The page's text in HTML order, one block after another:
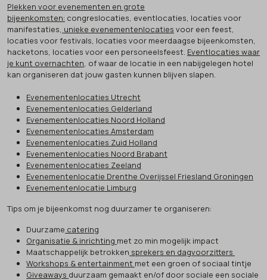
Plekken voor evenementen en grote
bijeenkomsten: congreslocaties, eventlocaties, locaties voor
manifestaties, unieke evenementenlocaties voor een feest,
locaties voor festivals, locaties voor meerdaagse bijeenkomsten,
hacketons, locaties voor een personeelsfeest. Eventlocaties waar
je kunt overnachten, of waar de locatie in een nabijgelegen hotel
kan organiseren dat jouw gasten kunnen blijven slapen.
Evenementenlocaties Utrecht
Evenementenlocaties Gelderland
Evenementenlocaties Noord Holland
Evenementenlocaties Amsterdam
Evenementenlocaties Zuid Holland
Evenementenlocaties Noord Brabant
Evenementenlocaties Zeeland
Evenementenlocatie Drenthe Overijssel Friesland Groningen
Evenementenlocatie Limburg
Tips om je bijeenkomst nog duurzamer te organiseren:
Duurzame catering
Organisatie & inrichting met zo min mogelijk impact
Maatschappelijk betrokken sprekers en dagvoorzitters
Workshops & entertainment met een groen of sociaal tintje
Giveaways duurzaam gemaakt en/of door sociale een sociale